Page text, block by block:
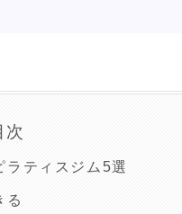
次
ラティスジム5選
る